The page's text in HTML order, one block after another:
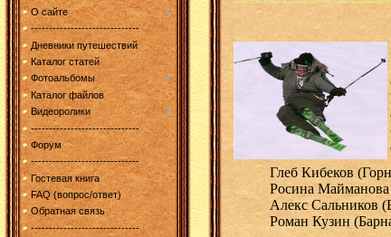
О сайте
------------------------------
Дневники путешествий
Каталог статей
Фотоальбомы
Каталог файлов
Видеоролики
------------------------------
Форум
------------------------------
Гостевая книга
FAQ (вопрос/ответ)
Обратная связь
------------------------------
Глеб Кибеков
Росина
Алекс Сальников
Роман Кузин